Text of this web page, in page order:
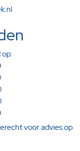
voor advies op